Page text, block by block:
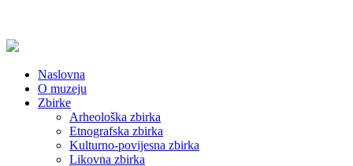
Naslovna
O muzeju
Zbirke
Arheološka zbirka
Etnografska zbirka
Kulturno-povijesna zbirka
Likovna zbirka